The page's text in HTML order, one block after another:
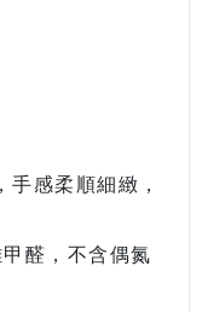
感柔順細緻，
醛，不含偶氮